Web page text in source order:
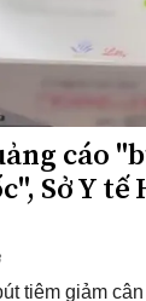
cáo
Sở Y tế
tiêm giảm